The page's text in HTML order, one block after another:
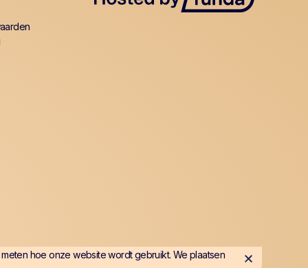
hoe onze website wordt gebruikt. We plaatsen